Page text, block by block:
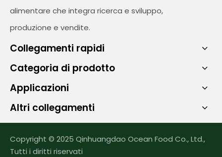
alimentare che integra ricerca e sviluppo,
produzione e vendite.
Collegamenti rapidi
Categoria di prodotto
Applicazioni
Altri collegamenti
Copyright © 2025 Qinhuangdao Ocean Food Co., Ltd.,
Tutti i diritti riservati